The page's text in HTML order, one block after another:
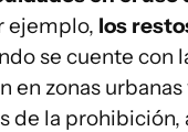
ejemplo, los
se cuente con
en zonas
de la